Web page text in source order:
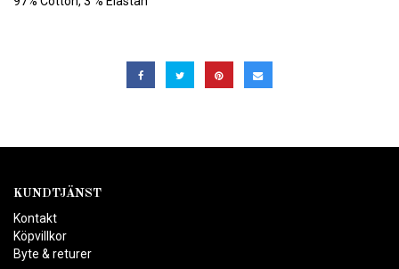
KUNDTJÄNST
Kontakt
Köpvillkor
Byte & returer